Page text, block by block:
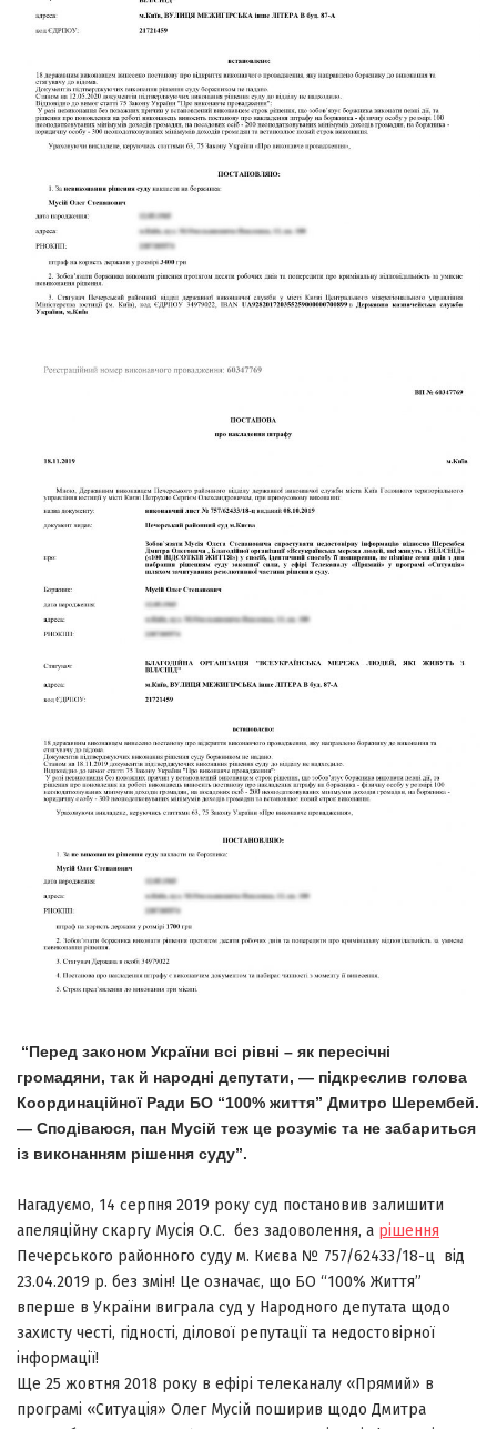
“Перед законом України всі рівні – як пересічні
громадяни, так й народні депутати, — підкреслив голова
Координаційної Ради БО “100% життя” Дмитро Шерембей.
— Сподіваюся, пан Мусій теж це розуміє та не забариться
із виконанням рішення суду”.
Нагадуємо, 14 серпня 2019 року суд постановив залишити
апеляційну скаргу Мусія О.С. без задоволення, а рішення
Печерського районного суду м. Києва № 757/62433/18-ц від
23.04.2019 р. без змін! Це означає, що БО “100% Життя”
вперше в України виграла суд у Народного депутата щодо
захисту честі, гідності, ділової репутації та недостовірної
інформації!
Ще 25 жовтня 2018 року в ефірі телеканалу «Прямий» в
програмі «Ситуація» Олег Мусій поширив щодо Дмитра